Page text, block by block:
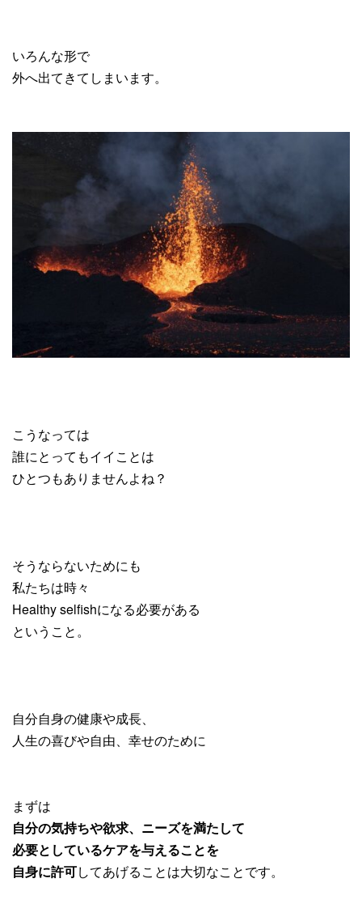
いろんな形で
外へ出てきてしまいます。
こうなっては
誰にとってもイイことは
ひとつもありませんよね？
そうならないためにも
私たちは時々
Healthy selfishになる必要がある
ということ。
自分自身の健康や成長、
人生の喜びや自由、幸せのために
まずは
自分の気持ちや欲求、ニーズを満たして
必要としているケアを与えることを
自身に許可してあげることは大切なことです。